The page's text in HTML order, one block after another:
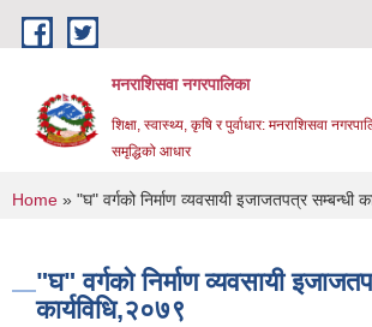
Skip to main content
मनराशिसवा नगरपालिका
शिक्षा, स्वास्थ्य, कृषि र पुर्वाधार: मनराशिसवा
समृद्धिको आधार
You are here
Home » "घ" वर्गको निर्माण व्यवसायी इजाजतपत्र सम्बन्धी
"घ" वर्गको निर्माण व्यवसायी
कार्यविधि,२०७९